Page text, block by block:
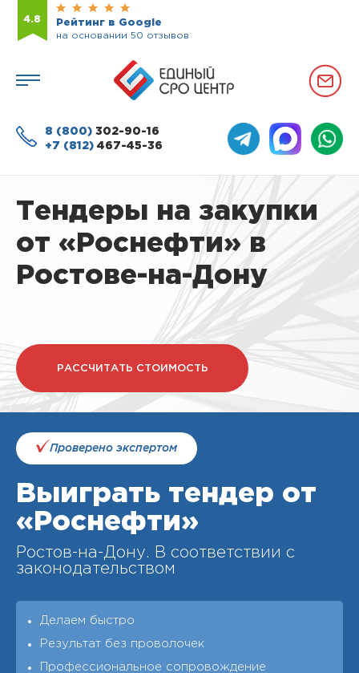
4.8
Рейтинг в Google
на основании 50 отзывов
8 (800) 302-90-16
+7 (812) 467-45-36
Тендеры на закупки
от «Роснефти» в
Ростове-на-Дону
РАССЧИТАТЬ СТОИМОСТЬ
Проверено экспертом
Выиграть тендер от
«Роснефти»
Ростов-на-Дону. В соответствии с
законодательством
Делаем быстро
Результат без проволочек
Профессиональное сопровождение